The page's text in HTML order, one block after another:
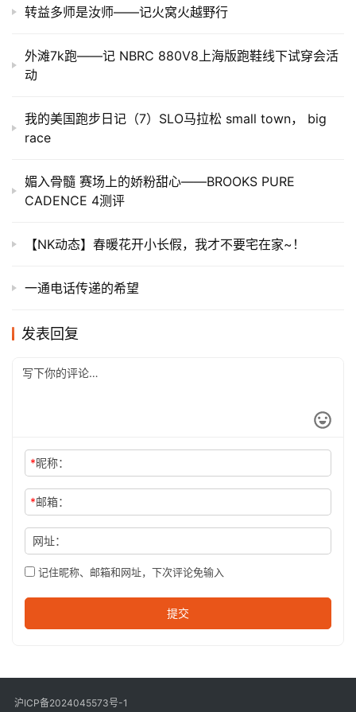
转益多师是汝师——记火窝火越野行
外滩7k跑——记 NBRC 880V8上海版跑鞋线下试穿会活
动
我的美国跑步日记（7）SLO马拉松 small town， big
race
媚入骨髓 赛场上的娇粉甜心——BROOKS PURE
CADENCE 4测评
【NK动态】春暖花开小长假，我才不要宅在家~！
一通电话传递的希望
发表回复
*昵称：
*邮箱：
网址：
记住昵称、邮箱和网址，下次评论免输入
提交
沪ICP备2024045573号-1